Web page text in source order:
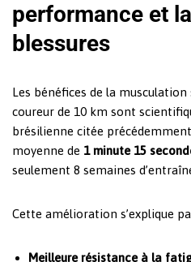
performance et
blessures
Les bénéfices de la
coureur de 10 km sont
brésilienne citée
moyenne de 1 minute 15
seulement 8 semaines
Cette amélioration s’explique
Meilleure résistance à la